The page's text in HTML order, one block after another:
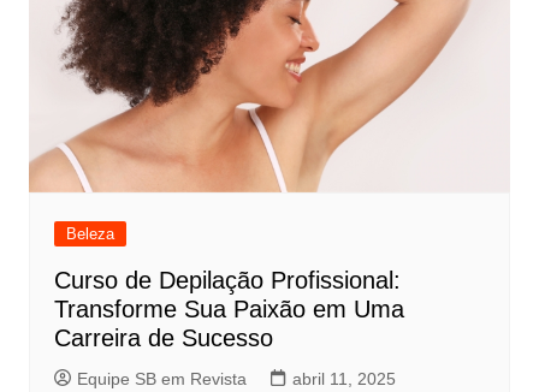
Beleza
Curso de Depilação Profissional:
Transforme Sua Paixão em Uma
Carreira de Sucesso
Equipe SB em Revista abril 11, 2025